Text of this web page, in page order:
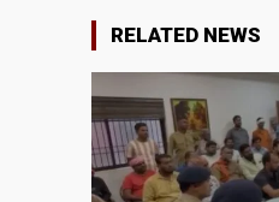
RELATED NEWS